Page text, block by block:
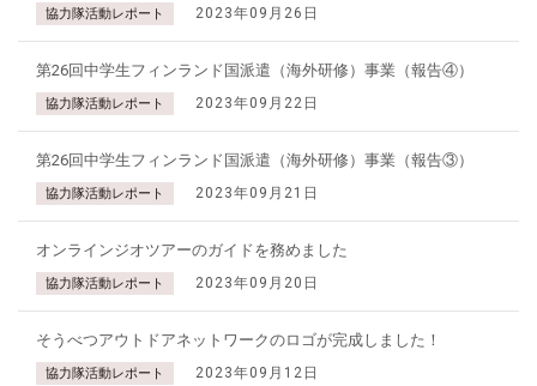
協力隊活動レポート 2023年09月26日
第26回中学生フィンランド国派遣（海外研修）事業（報告④）
協力隊活動レポート 2023年09月22日
第26回中学生フィンランド国派遣（海外研修）事業（報告③）
協力隊活動レポート 2023年09月21日
オンラインジオツアーのガイドを務めました
協力隊活動レポート 2023年09月20日
そうべつアウトドアネットワークのロゴが完成しました！
協力隊活動レポート 2023年09月12日